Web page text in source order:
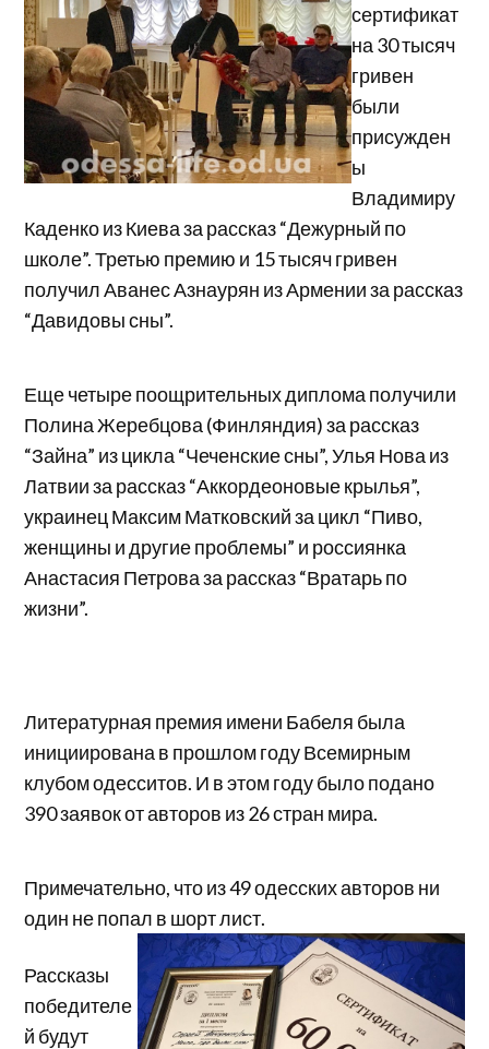
сертификат
на 30 тысяч
гривен
были
присужден
ы
Владимиру
Каденко из Киева за рассказ “Дежурный по
школе”. Третью премию и 15 тысяч гривен
получил Аванес Азнаурян из Армении за рассказ
“Давидовы сны”.
Еще четыре поощрительных диплома получили
Полина Жеребцова (Финляндия) за рассказ
“Зайна” из цикла “Чеченские сны”, Улья Нова из
Латвии за рассказ “Аккордеоновые крылья”,
украинец Максим Матковский за цикл “Пиво,
женщины и другие проблемы” и россиянка
Анастасия Петрова за рассказ “Вратарь по
жизни”.
Литературная премия имени Бабеля была
инициирована в прошлом году Всемирным
клубом одесситов. И в этом году было подано
390 заявок от авторов из 26 стран мира.
Примечательно, что из 49 одесских авторов ни
один не попал в шорт лист.
Рассказы
победителе
й будут